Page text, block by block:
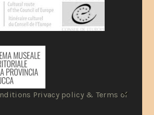
Privacy policy & Terms of